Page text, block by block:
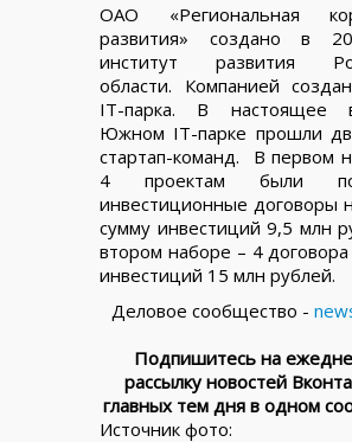
ОАО «Региональная
развития» создано в
институт развития
области. Компанией
IT-парка. В настоящее
Южном IT-парке прошли
стартап-команд. В первом
4 проектам были
инвестиционные договоры
сумму инвестиций 9,5 млн
втором наборе – 4
инвестиций 15 млн рублей.
Деловое сообщество -
Подпишитесь на
рассылку новостей
главных тем дня в одном
Источник фото: